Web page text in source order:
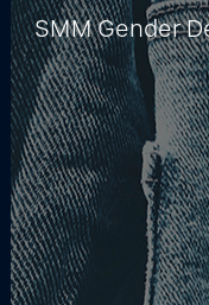
SMM Gender